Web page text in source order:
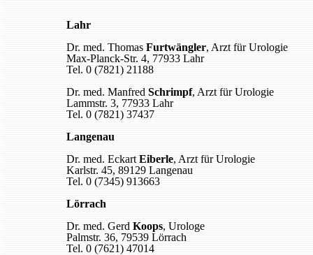
Lahr
Dr. med. Thomas Furtwängler, Arzt für Urologie
Max-Planck-Str. 4, 77933 Lahr
Tel. 0 (7821) 21188
Dr. med. Manfred Schrimpf, Arzt für Urologie
Lammstr. 3, 77933 Lahr
Tel. 0 (7821) 37437
Langenau
Dr. med. EckartEiberle, Arzt für Urologie
Karlstr. 45, 89129 Langenau
Tel. 0 (7345) 913663
Lörrach
Dr. med. Gerd Koops, Urologe
Palmstr. 36, 79539 Lörrach
Tel. 0 (7621) 47014